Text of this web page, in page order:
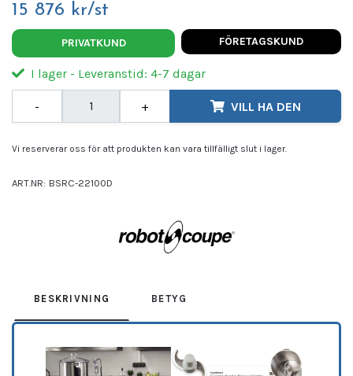
15 876 kr/st
PRIVATKUND FÖRETAGSKUND
I lager - Leveranstid: 4-7 dagar
- + VILL HA DEN
Vi reserverar oss för att produkten kan vara tillfälligt slut i lager.
ART.NR: BSRC-22100D
BESKRIVNING BETYG